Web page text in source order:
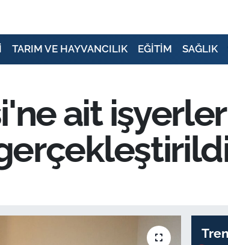
TARIM VE HAYVANCILIK EĞİTİM SAĞLIK
ait